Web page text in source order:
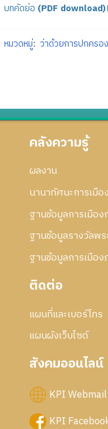
บทคัดย่อ (PDF download)
หมวดหมู่: ว่าด้วยการปกครอ
คลังความรู้
ผลงาน
นานาทัศนะการเมือ
ฐานข้อมูลการเมือ
ฐานข้อมูลรางวัลพร
ฐานข้อมูลการเมือ
ติดต่อ
แผนที่และเบอร์โทร
แผนผังเว็บไซด์
สังคมออนไลน์
KPI Webmail
KPI